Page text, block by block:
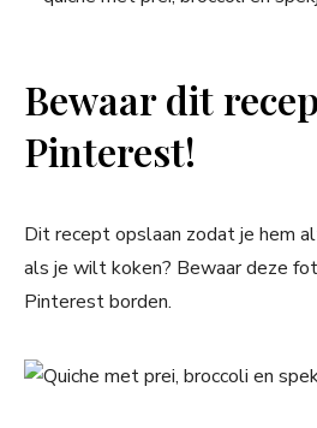
Bewaar dit
Pinterest!
Dit recept opslaan zodat je hem
als je wilt koken? Bewaar deze
Pinterest borden.